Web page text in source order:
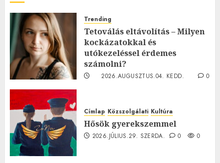
Trending
Tetoválás eltávolítás – Milyen
kockázatokkal és
utókezeléssel érdemes
számolni?
2026.AUGUSZTUS.04. KEDD.
0
Címlap Közszolgálati Kultúra
Hősök gyerekszemmel
2026.JÚLIUS.29. SZERDA. 0 0